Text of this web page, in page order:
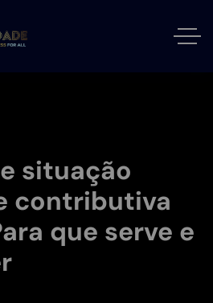
situação
contributiva
que serve e